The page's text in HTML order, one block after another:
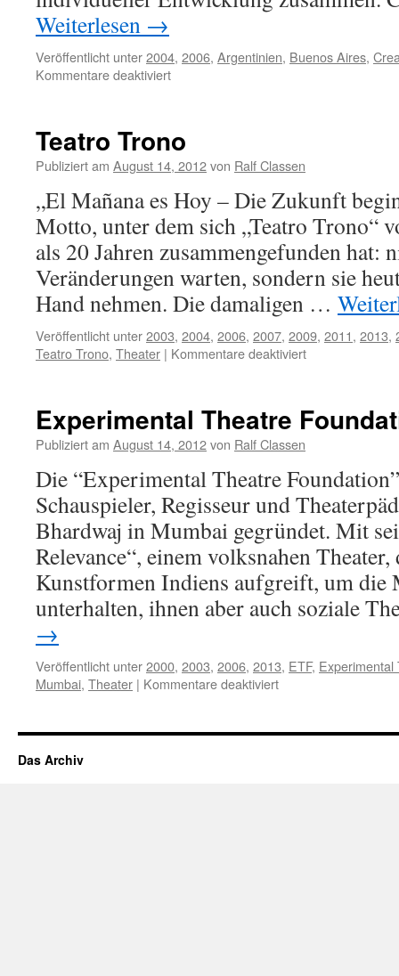
Weiterlesen →
Veröffentlicht unter2004, 2006, Argentinien, Buenos Aires,
Kommentare deaktiviertfür
Pena
Teatro Trono
Publiziert am August 14, 2012von Ralf Classen
„El Mañana es Hoy – Die Zukunft
Motto, unter dem sich „Teatro Trono“
als 20 Jahren zusammengefunden hat:
Veränderungen warten, sondern sie
Hand nehmen. Die damaligen …
Veröffentlicht unter2003, 2004, 2006, 2007, 2009, 2011, 2013,
Teatro Trono, Theater | Kommentare deaktiviertfür
Experimental Theatre
Publiziert am August 14, 2012von Ralf Classen
Die “Experimental Theatre
Schauspieler, Regisseur und
Bhardwaj in Mumbai gegründet. Mit
Relevance“, einem volksnahen
Kunstformen Indiens aufgreift, um die
unterhalten, ihnen aber auch soziale
→
Veröffentlicht unter2000, 2003, 2006, 2013, ETF,
Mumbai, Theater | Kommentare deaktiviertfür
Foundation
Das Archiv